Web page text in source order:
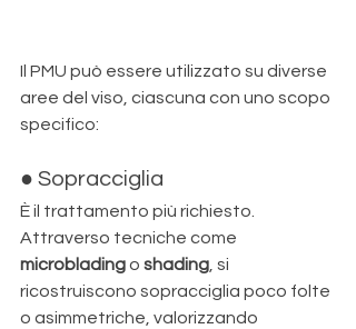
Il PMU può essere utilizzato su diverse
aree del viso, ciascuna con uno scopo
specifico:
● Sopracciglia
È il trattamento più richiesto.
Attraverso tecniche come
microblading o shading, si
ricostruiscono sopracciglia poco folte
o asimmetriche, valorizzando